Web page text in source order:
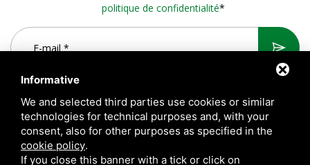
politique de confidentialité*
Informative
We and selected third parties use cookies or similar
technologies for technical purposes and, with your
consent, also for other purposes as specified in the
cookie policy.
If you close this banner with a tick or click on